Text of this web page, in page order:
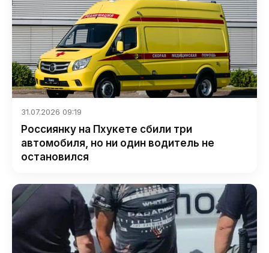
31.07.2026 09:19
Россиянку на Пхукете сбили три
автомобиля, но ни один водитель не
остановился